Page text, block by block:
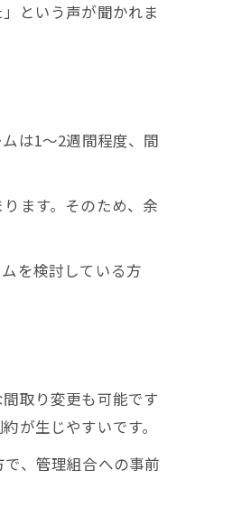
という声が聞かれま
は1～2週間程度、間
ます。そのため、余
を検討している方
取り変更も可能です
が生じやすいです。
、管理組合への事前